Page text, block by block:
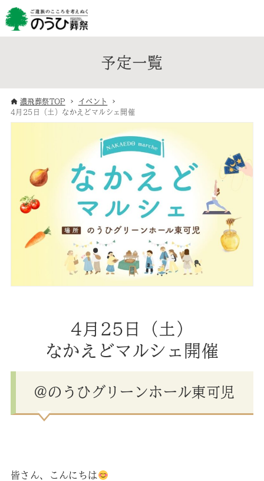
予定一覧
濃飛葬祭TOP
イベント
4月25日（土）なかえどマルシェ開催
4月25日（土）
なかえどマルシェ開催
＠のうひグリーンホール東可児
皆さん、こんにちは